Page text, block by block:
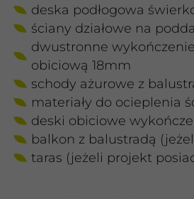
deska podłogowa
ściany działowe na
dwustronne
obiciową 18mm
schody ażurowe z
materiały do ocieplenia
deski obiciowe
balkon z balustradą
taras (jeżeli projekt